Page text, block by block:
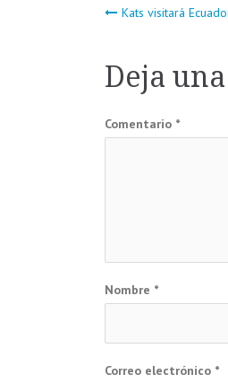
de
Kats visitará
Deja
Comentario *
Nombre *
Correo electrónico *